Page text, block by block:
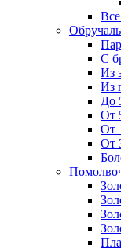
С
Из
Из
До
От
От
От